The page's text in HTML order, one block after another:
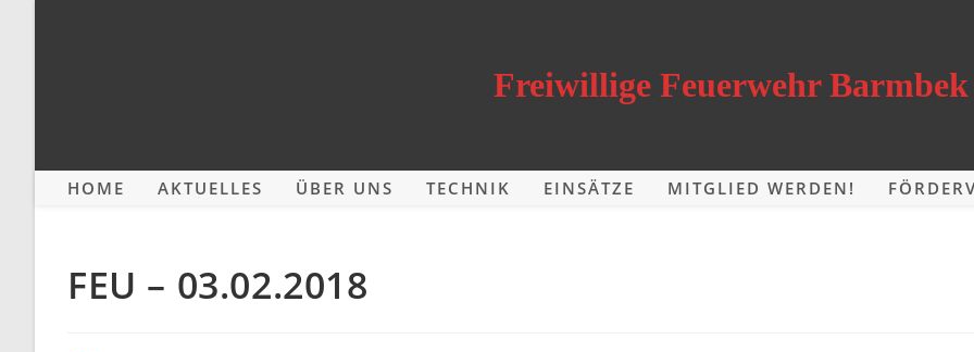
Freiwillige Feuerwehr Barmbek
HOME AKTUELLES ÜBER UNS TECHNIK EINSÄTZE MITGLIED WERDEN!
FEU – 03.02.2018